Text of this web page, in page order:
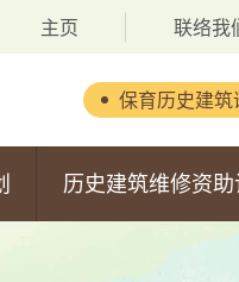
主页 联络我
保育历史建筑
立
新
历史建筑维修资